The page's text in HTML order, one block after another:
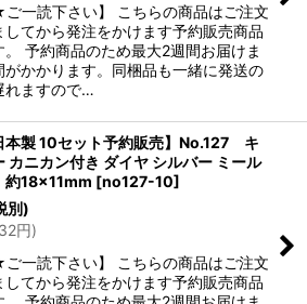
ご一読下さい】 こちらの商品はご注文
してから発注をかけます予約販売商品
。 予約商品のため最大2週間お届けま
がかかります。同梱品も一緒に発送の
れますので…
本製 10セット予約販売】No.127 キ
カニカン付き ダイヤ シルバー ミール
18×11mm [no127-10]
別)
円)
ご一読下さい】 こちらの商品はご注文
してから発注をかけます予約販売商品